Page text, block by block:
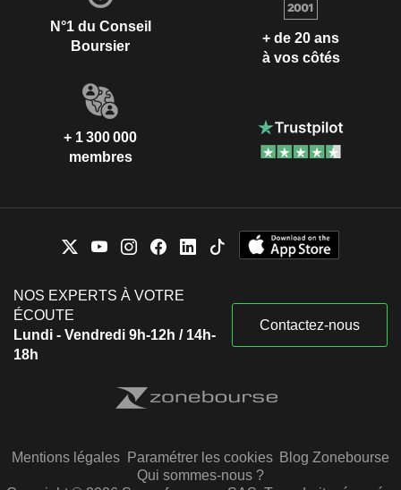
N°1 du Conseil
Boursier
+ de 20 ans
à vos côtés
+ 1 300 000
membres
NOS EXPERTS À VOTRE
ÉCOUTE
Lundi - Vendredi 9h-12h / 14h-
18h
Contactez-nous
Mentions légales Paramétrer les cookies Blog Zonebourse
Qui sommes-nous ?